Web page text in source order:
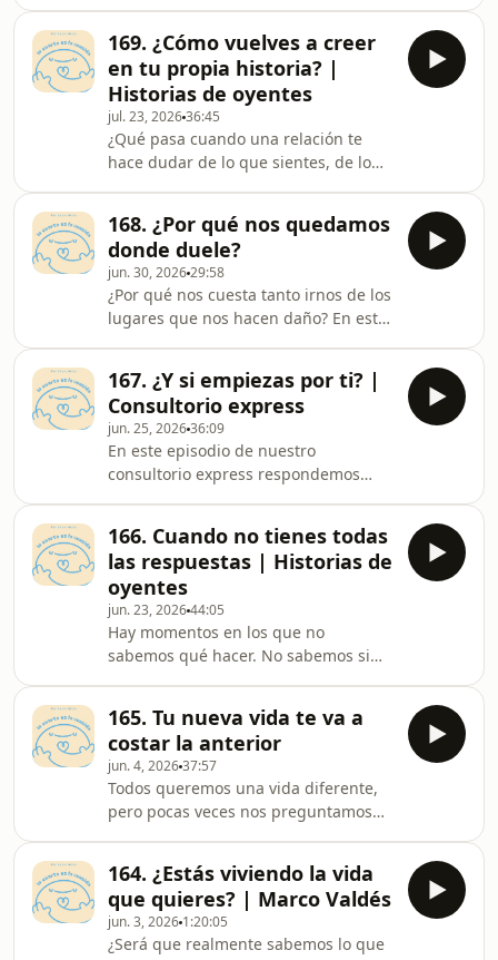
este episodio quiero compartirte
algunas de esas cosas que solté y
que, terminaron hacie
hablamos de esa parte del cambio de
la que casi nadie habla: el medio. Ese
momento en el que ya diste los
primeros pasos, pero todavía no ves
resultados y empiezas a preguntarte
si realmente estás
avanzando¿Quieres&nbsp;empezar
terapia&nbsp;o contarnos tu historia
pa
169. ¿Cómo vuelves a creer
en tu propia historia? |
Historias de oyentes
jul. 23, 202636:45
¿Qué pasa cuando una relación te
hace dudar de lo que sientes, de lo
que puede ser ponerle nombre a lo
vivido, volver a confiar en nosotros y
empezar, poco a poco, a recuperar
nuestra propia voz.
¿Quieres&nbsp;empezar
terapia&nbsp;o contarnos tu historia
para un episodio?,&nbsp;aquí puedes
hacerlo todo: 👇🏼https://linktr.ee
168. ¿Por qué nos quedamos
donde duele?
jun. 30, 202629:58
¿Por qué nos cuesta tanto irnos de los
lugares que nos hacen daño? En este
mantienen allí y de cómo empezar a
recuperar partes de nosotros que
hemos dejado en el camino.
¿Quieres&nbsp;empezar
terapia&nbsp;o contarnos tu historia
para un episodio?,&nbsp;aquí puedes
hacerlo todo: 👇🏼
https://linktr.ee/lacuartaeslavencidaSi
estás ley
167. ¿Y si empiezas por ti? |
Consultorio express
jun. 25, 202636:09
En este episodio de nuestro
consultorio express respondemos
relaciones, límites, amor propio y
decisiones difíciles.Tal vez hoy no
tengamos todas las respuestas, pero
podemos empezar a pensarlas
juntas/os¿Quieres&nbsp;empezar
terapia&nbsp;o contarnos tu historia
para un episodio?,&nbsp;aquí puedes
hacerlo todo: 👇🏼
https://linktr.ee/lacuartaesla
166. Cuando no tienes todas
las respuestas | Historias de
oyentes
jun. 23, 202644:05
Hay momentos en los que no
sabemos qué hacer. No sabemos si
decisión correcta o simplemente
estamos tratando de hacer lo mejor
que podemos con lo que tenemos
hoy.En este episodio, tres historias de
oyentes nos acompañan para hablar
de la culpa, la incertidumbre y esos
momentos en los que sentimos que
no sabemos qué hacer.
¿Quieres&nbsp;
165. Tu nueva vida te va a
costar la anterior
jun. 4, 202637:57
Todos queremos una vida diferente,
pero pocas veces nos preguntamos
de sueños, oportunidades, cambios,
identidad y de por qué a veces el
verdadero reto no es recibir aquello
que deseamos, sino aprender a
164. ¿Estás viviendo la vida
que quieres? | Marco Valdés
jun. 3, 2026 1:20:05
¿Será que realmente sabemos lo que